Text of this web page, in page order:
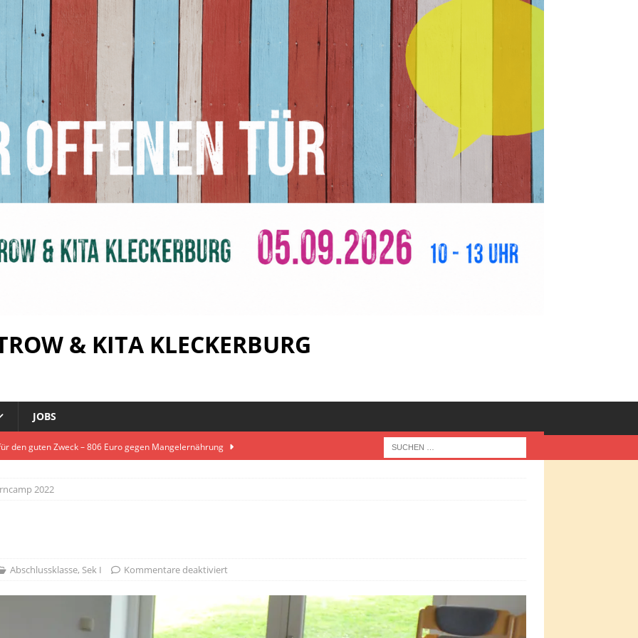
& KITA KLECKERBURG
JOBS
9. Barlach-Schülerwettbewerb
GRUNDSCHULE
neue Veranstaltungsreihe gestartet
den guten Zweck – 806 Euro gegen Mangelernährung
2022
Abschlussklasse, Sek I Kommentare deaktiviert